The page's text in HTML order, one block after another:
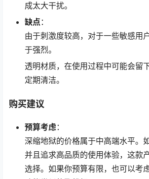
成太大干扰。
缺点 ：
由于刺激度较高，对于一些敏感用
于强烈。
透明材质，在使用过程中可能会留
定期清洁。
购买建议
预算考虑：
深缩地狱的价格属于中高端水平。
并且追求高品质的使用体验，这款
选择。如果你预算有限，也可以考